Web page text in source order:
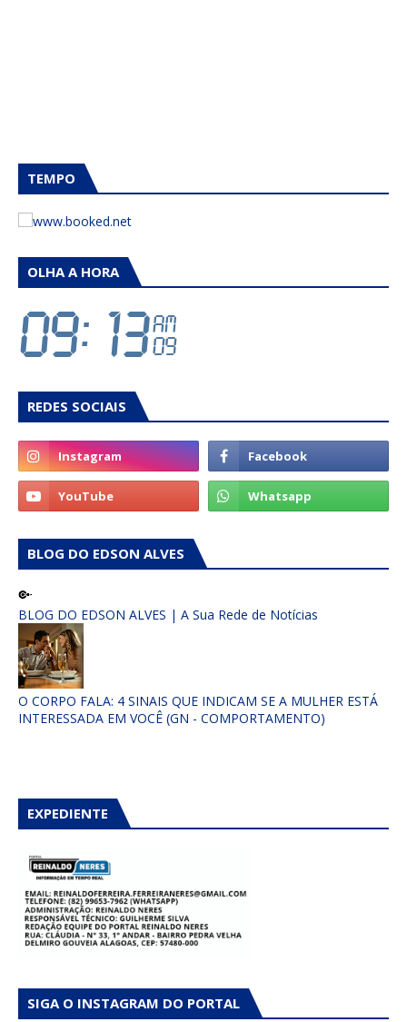
TEMPO
OLHA A HORA
REDES SOCIAIS
BLOG DO EDSON ALVES
BLOG DO EDSON ALVES | A Sua Rede de Notícias
O CORPO FALA: 4 SINAIS QUE INDICAM SE A MULHER ESTÁ
INTERESSADA EM VOCÊ (GN - COMPORTAMENTO)
EXPEDIENTE
SIGA O INSTAGRAM DO PORTAL